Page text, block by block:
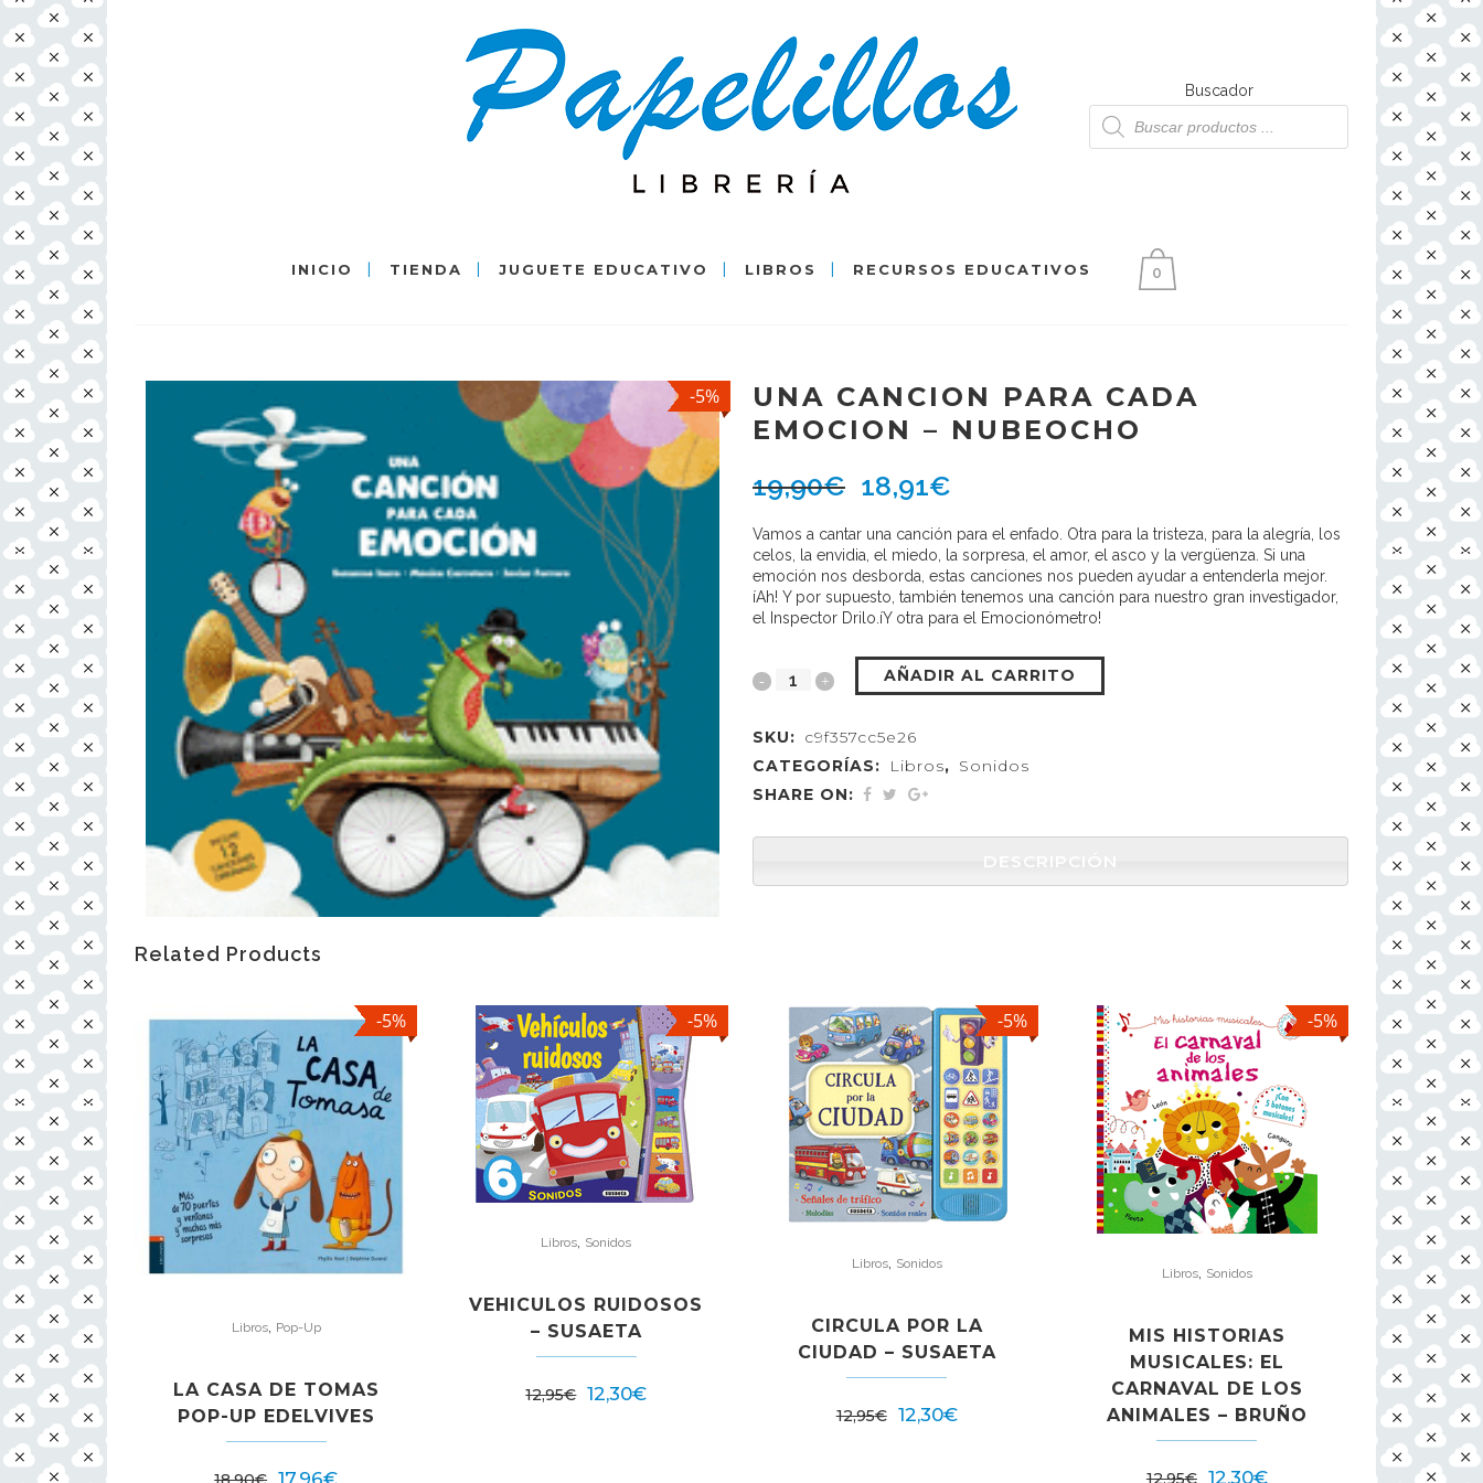
Buscador
Búsqueda
de
productos
INICIO TIENDA JUGUETE EDUCATIVO LIBROS RECURSOS EDUCATIVOS 0
-5%
UNA CANCION PARA CADA
EMOCION – NUBEOCHO
19,90€ 18,91€
Vamos a cantar una canción para el enfado. Otra para la tristeza, para la alegría, los
celos, la envidia, el miedo, la sorpresa, el amor, el asco y la vergüenza. Si una
emoción nos desborda, estas canciones nos pueden ayudar a entenderla mejor.
íAh! Y por supuesto, también tenemos una canción para nuestro gran investigador,
el Inspector Drilo.íY otra para el Emocionómetro!
AÑADIR AL CARRITO
SKU: c9f357cc5e26
CATEGORÍAS:
Libros, Sonidos
SHARE ON:
DESCRIPCIÓN
Related Products
-5%
Libros, Pop-Up
LA CASA DE TOMAS
POP-UP EDELVIVES
-5%
Libros Sonidos
VEHICULOS RUIDOSOS
– SUSAETA
12,95€ 12,30€
-5%
Libros, Sonidos
CIRCULA POR LA
CIUDAD – SUSAETA
12,95€ 12,30€
-5%
Libros, Sonidos
MIS HISTORIAS
MUSICALES: EL
CARNAVAL DE LOS
ANIMALES – BRUÑO
12,95€ 12,30€